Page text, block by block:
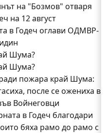
на "Бозмов" отваря
на 12 август
в Годеч оглави ОДМВР-
Шума?
Део сред първите
край Шума (СНИМКИ)
в Годеч благодари
бяха рамо до рамо с
и храсти изгоряха край
Шума?
пожара край Шума:
после се ожениха в
Войнеговци
в Годеч благодари
бяха рамо до рамо с